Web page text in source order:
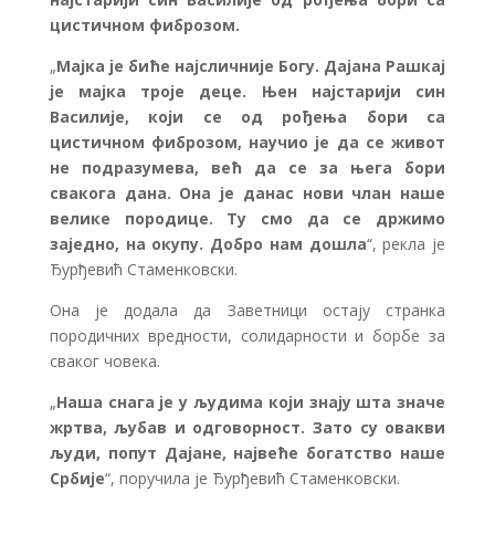
цистичном фиброзом.
„Мајка је биће најсличније Богу. Дајана Рашкај
је мајка троје деце. Њен најстарији син
Василије, који се од рођења бори са
цистичном фиброзом, научио је да се живот
не подразумева, већ да се за њега бори
свакога дана. Она је данас нови члан наше
велике породице. Ту смо да се држимо
заједно, на окупу. Добро нам дошла“, рекла је
Ђурђевић Стаменковски.
Она је додала да Заветници остају странка
породичних вредности, солидарности и борбе за
сваког човека.
„Наша снага је у људима који знају шта значе
жртва, љубав и одговорност. Зато су овакви
људи, попут Дајане, највеће богатство наше
Србије“, поручила је Ђурђевић Стаменковски.